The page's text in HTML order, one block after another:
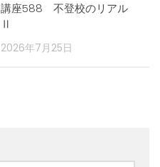
講座588 不登校のリアル
Ⅱ
2026年7月25日